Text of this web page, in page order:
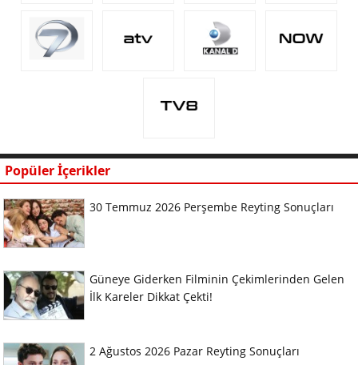
Popüler İçerikler
30 Temmuz 2026 Perşembe Reyting Sonuçları
Güneye Giderken Filminin Çekimlerinden Gelen
İlk Kareler Dikkat Çekti!
2 Ağustos 2026 Pazar Reyting Sonuçları